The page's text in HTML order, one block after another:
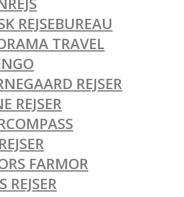
REJSEBUREAU
TRAVEL
REJSER
REJSER
FARMOR
REJSER